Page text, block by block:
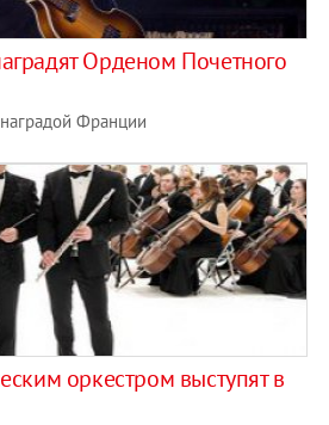
Орденом Почетного
Франции
оркестром выступят в